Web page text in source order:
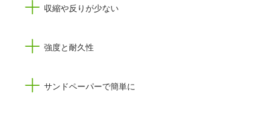
収縮や反りが少ない
強度と耐久性
サンドペーパーで簡単に